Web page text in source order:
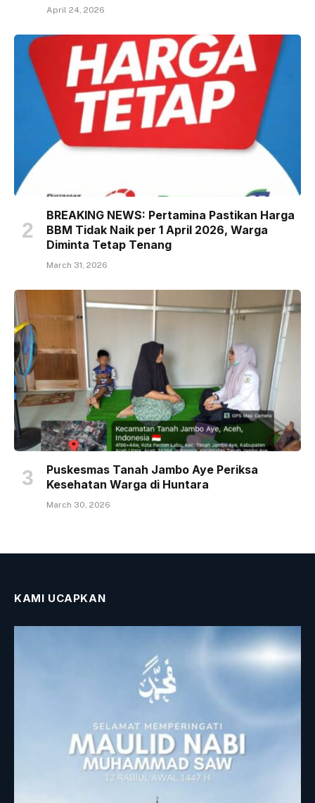
April 24, 2026
BREAKING NEWS: Pertamina Pastikan Harga
BBM Tidak Naik per 1 April 2026, Warga
Diminta Tetap Tenang
March 31, 2026
Puskesmas Tanah Jambo Aye Periksa
Kesehatan Warga di Huntara
March 30, 2026
KAMI UCAPKAN